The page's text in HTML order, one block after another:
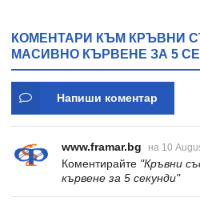
КОМЕНТАРИ КЪМ КРЪВНИ
МАСИВНО КЪРВЕНЕ ЗА 5
Напиши коментар
www.framar.bg на 10
Коментирайте "Кръвни
кървене за 5 секунди"